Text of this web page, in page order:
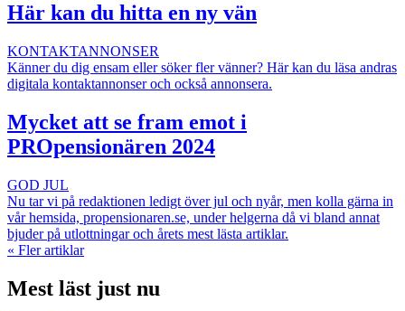
Här kan du hitta en ny vän
KONTAKTANNONSER
Känner du dig ensam eller söker fler vänner? Här kan du läsa andras
digitala kontaktannonser och också annonsera.
Mycket att se fram emot i
PROpensionären 2024
GOD JUL
Nu tar vi på redaktionen ledigt över jul och nyår, men kolla gärna in
vår hemsida, propensionaren.se, under helgerna då vi bland annat
bjuder på utlottningar och årets mest lästa artiklar.
« Fler artiklar
Mest läst just nu